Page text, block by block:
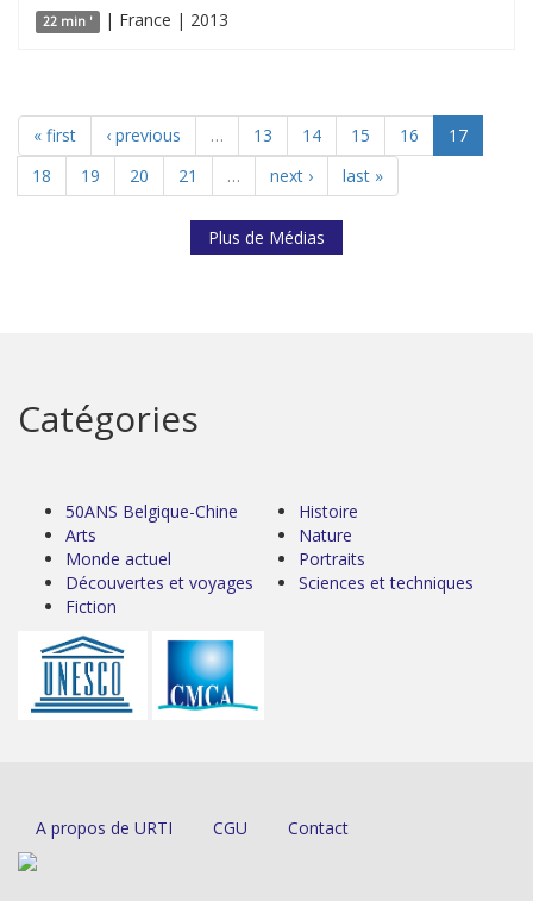
22 min ' | France | 2013
« first ‹ previous … 13 14 15 16
17
18
19 20 21 … next › last »
Plus de Médias
Catégories
50ANS Belgique-Chine
Arts
Monde actuel
Découvertes et voyages
Fiction
Histoire
Nature
Portraits
Sciences et techniques
A propos de URTI CGU Contact